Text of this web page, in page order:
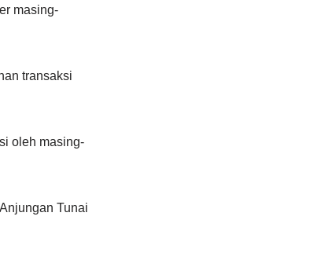
masing-
transaksi
oleh masing-
Tunai